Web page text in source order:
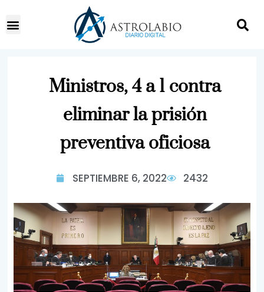
Ministros, 4 a 1 contra
eliminar la prisión
preventiva oficiosa
SEPTIEMBRE 6, 2022 2432